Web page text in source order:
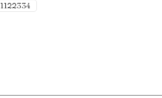
1122334